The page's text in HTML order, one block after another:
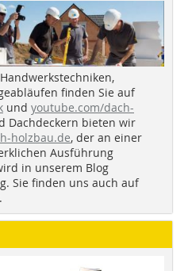
finden Sie auf
und youtube.com/dach-
Dachdeckern bieten wir
holzbau.de, der an einer
Ausführung
in unserem Blog
Sie finden uns auch auf
.